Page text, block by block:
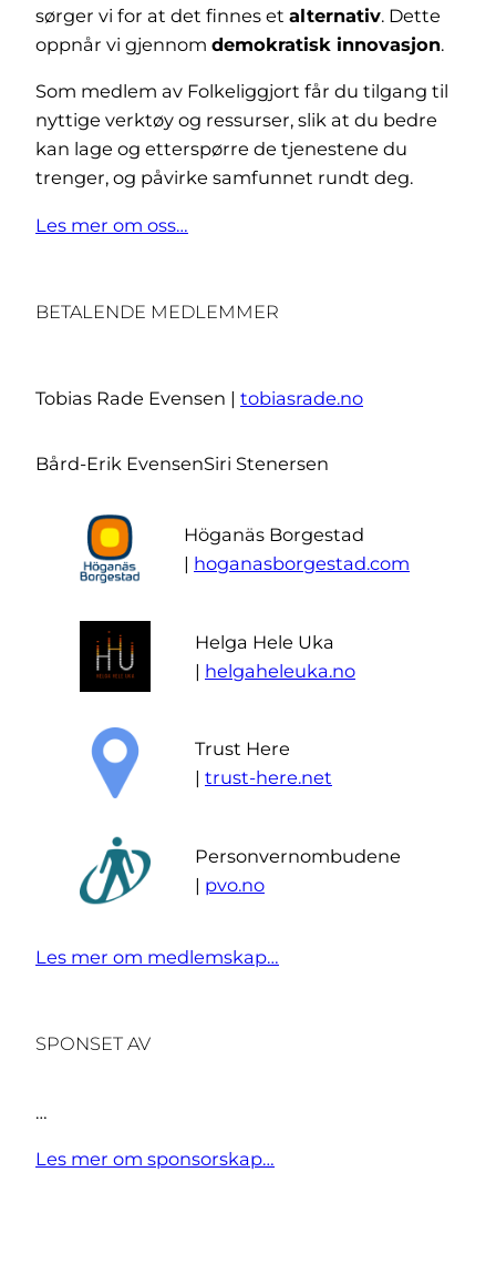
sørger vi for at det finnes et alternativ. Dette
oppnår vi gjennom demokratisk innovasjon.
Som medlem av Folkeliggjort får du tilgang til
nyttige verktøy og ressurser, slik at du bedre
kan lage og etterspørre de tjenestene du
trenger, og påvirke samfunnet rundt deg.
Les mer om oss…
BETALENDE MEDLEMMER
Tobias Rade Evensen | tobiasrade.no
Bård-Erik EvensenSiri Stenersen
Höganäs Borgestad
| hoganasborgestad.com
Helga Hele Uka
| helgaheleuka.no
Trust Here
| trust-here.net
Personvernombudene
| pvo.no
Les mer om medlemskap…
SPONSET AV
…
Les mer om sponsorskap…